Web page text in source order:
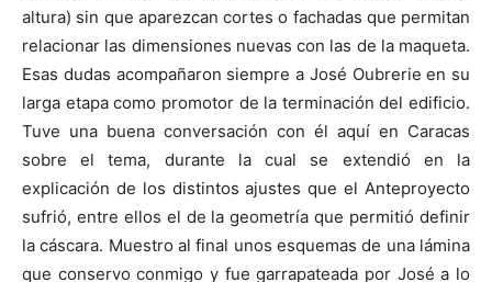
altura) sin que aparezcan cortes o fachadas que permitan
relacionar las dimensiones nuevas con las de la maqueta.
Esas dudas acompañaron siempre a José Oubrerie en su
larga etapa como promotor de la terminación del edificio.
Tuve una buena conversación con él aquí en Caracas
sobre el tema, durante la cual se extendió en la
explicación de los distintos ajustes que el Anteproyecto
sufrió, entre ellos el de la geometría que permitió definir
la cáscara. Muestro al final unos esquemas de una lámina
que conservo conmigo y fue garrapateada por José a lo